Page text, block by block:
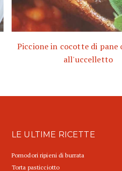
Piccione in cocotte di pane
all'uccelletto
LE ULTIME RICETTE
Pomodori ripieni di burrata
Torta pasticciotto